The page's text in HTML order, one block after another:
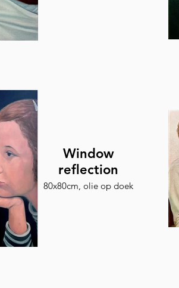
Window
reflection
80x80cm, olie op doek